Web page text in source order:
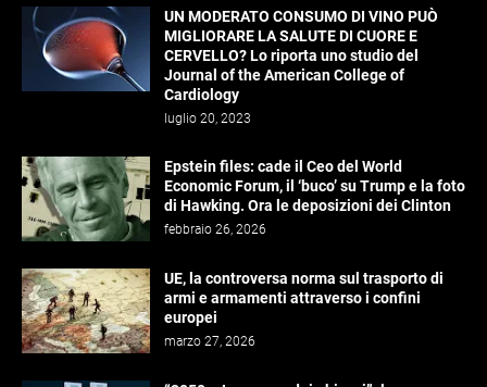
UN MODERATO CONSUMO DI VINO PUÒ
MIGLIORARE LA SALUTE DI CUORE E
CERVELLO? Lo riporta uno studio del
Journal of the American College of
Cardiology
luglio 20, 2023
Epstein files: cade il Ceo del World
Economic Forum, il ‘buco’ su Trump e la foto
di Hawking. Ora le deposizioni dei Clinton
febbraio 26, 2026
UE, la controversa norma sul trasporto di
armi e armamenti attraverso i confini
europei
marzo 27, 2026